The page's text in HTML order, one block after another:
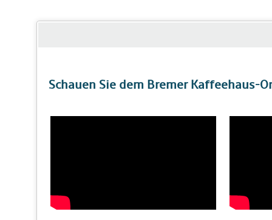
Schauen Sie dem Bremer Kaffeehaus-